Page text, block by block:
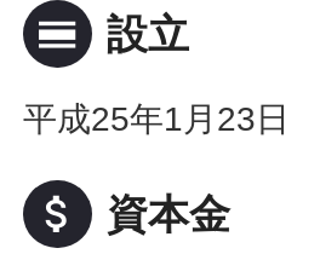
calendar_view_day 設立
平成25年1月23日
attach_money 資本金